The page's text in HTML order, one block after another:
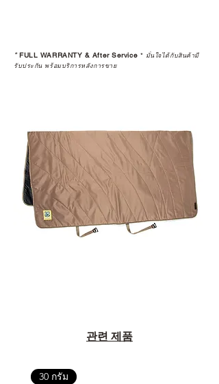
*FULL WARRANTY & After Service * มั่นใจได้กับสินค้ามี
รับประกัน พร้อมบริการหลังการขาย
관련 제품
30 กรัม